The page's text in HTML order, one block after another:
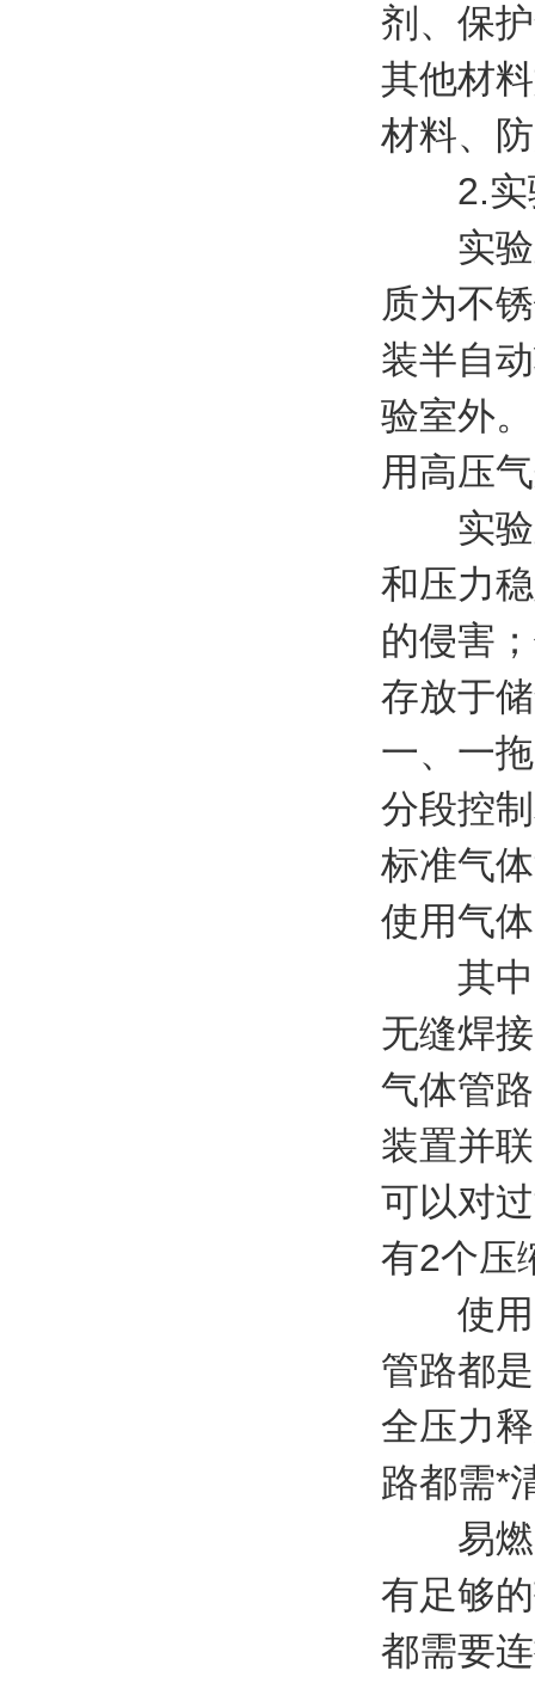
剂、保
其他材
材料、
2.实验
实验室
质为不
装半自
验室外
用高压
实验室
和压力
的侵害
存放于
一、一
分段控
标准气
使用气
其中中
无缝焊
气体管
装置并
可以对
有2个压
使用的
管路都
全压力
路都需*
易燃、
有足够
都需要